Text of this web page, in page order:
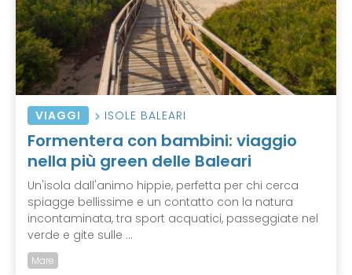
VIAGGI ISOLE BALEARI
Formentera con bambini: viaggio
nella più green delle Baleari
Un'isola dall'animo hippie, perfetta per chi cerca
spiagge bellissime e un contatto con la natura
incontaminata, tra sport acquatici, passeggiate nel
verde e gite sulle ...
Mare